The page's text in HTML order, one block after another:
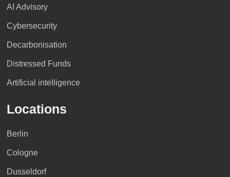
AI Advisory
Cybersecurity
Decarbonisation
Distressed Funds
Artificial intelligence
Locations
Berlin
Cologne
Dusseldorf